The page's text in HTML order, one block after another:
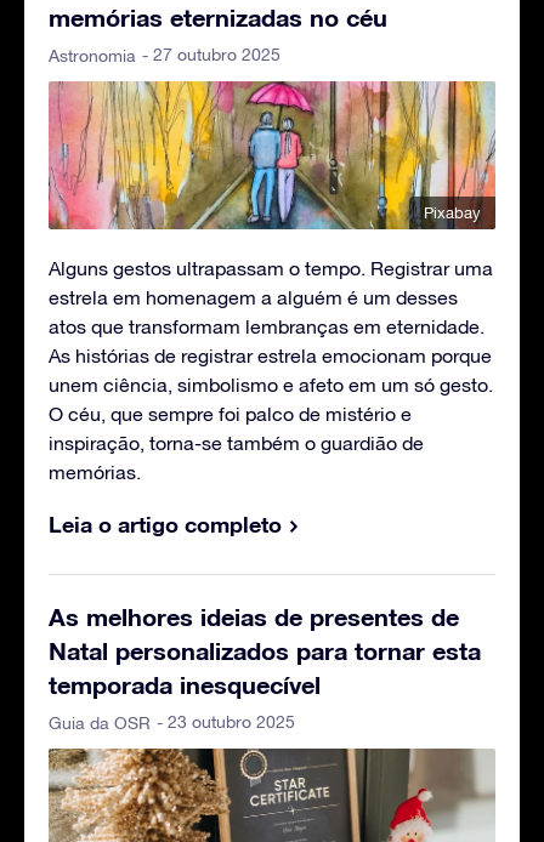
memórias eternizadas no céu
Astronomia - 27 outubro 2025
Pixabay
Alguns gestos ultrapassam o tempo. Registrar uma
estrela em homenagem a alguém é um desses
atos que transformam lembranças em eternidade.
As histórias de registrar estrela emocionam porque
unem ciência, simbolismo e afeto em um só gesto.
O céu, que sempre foi palco de mistério e
inspiração, torna-se também o guardião de
memórias.
Leia o artigo completo
As melhores ideias de presentes de
Natal personalizados para tornar esta
temporada inesquecível
Guia da OSR - 23 outubro 2025